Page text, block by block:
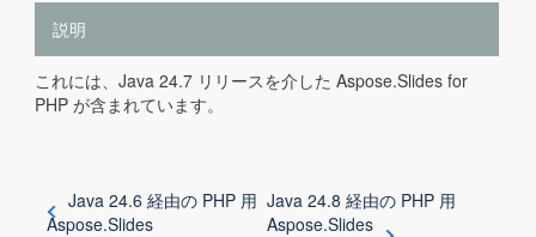
説明
これには、Java 24.7 リリースを介した Aspose.Slides for
PHP が含まれています。
Java 24.6 経由の PHP 用
Aspose.Slides
Java 24.8 経由の PHP 用
Aspose.Slides